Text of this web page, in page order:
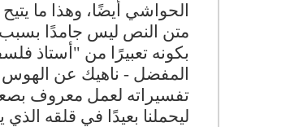
الحواشي أيضًا، وهذا ما
متن النص ليس جامدًا بسبب
بكونه تعبيرًا من "أستاذ
المفضل - ناهيك عن الهوس
تفسيراته لعمل معروف
ليحملنا بعيدًا في قلقه